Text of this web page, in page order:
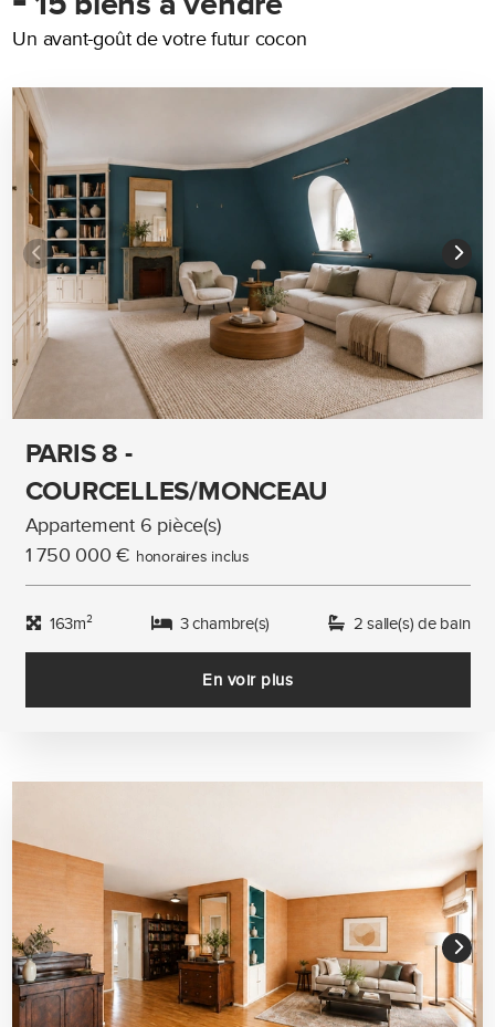
Un avant-goût de votre futur cocon
PARIS 8 -
COURCELLES/MONCEAU
Appartement 6 pièce(s)
1 750 000 € honoraires inclus
163m² 3 chambre(s) 2 salle(s) de bain
En voir plus